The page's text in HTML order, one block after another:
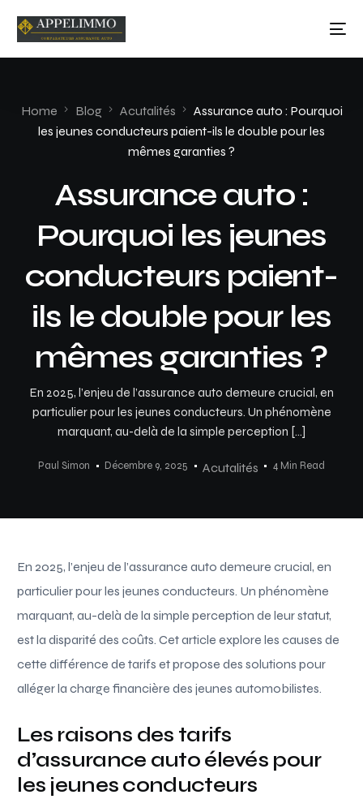
Home Blog Acutalités
Assurance auto : Pourquoi
les jeunes conducteurs paient-ils le double pour les
mêmes garanties ?
Assurance auto :
Pourquoi les jeunes
conducteurs paient-
ils le double pour les
mêmes garanties ?
En 2025, l’enjeu de l’assurance auto demeure crucial, en
particulier pour les jeunes conducteurs. Un phénomène
marquant, au-delà de la simple perception […]
Paul Simon Décembre 9, 2025 Acutalités 4 Min Read
En 2025, l’enjeu de l’assurance auto demeure crucial, en
particulier pour les jeunes conducteurs. Un phénomène
marquant, au-delà de la simple perception de leur statut,
est la disparité des coûts. Cet article explore les causes de
cette différence de tarifs et propose des solutions pour
alléger la charge financière des jeunes automobilistes.
Les raisons des tarifs
d’assurance auto élevés pour
les jeunes conducteurs